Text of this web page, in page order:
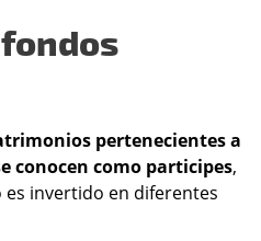
pertenecientes a
conocen como participes,
invertido en diferentes